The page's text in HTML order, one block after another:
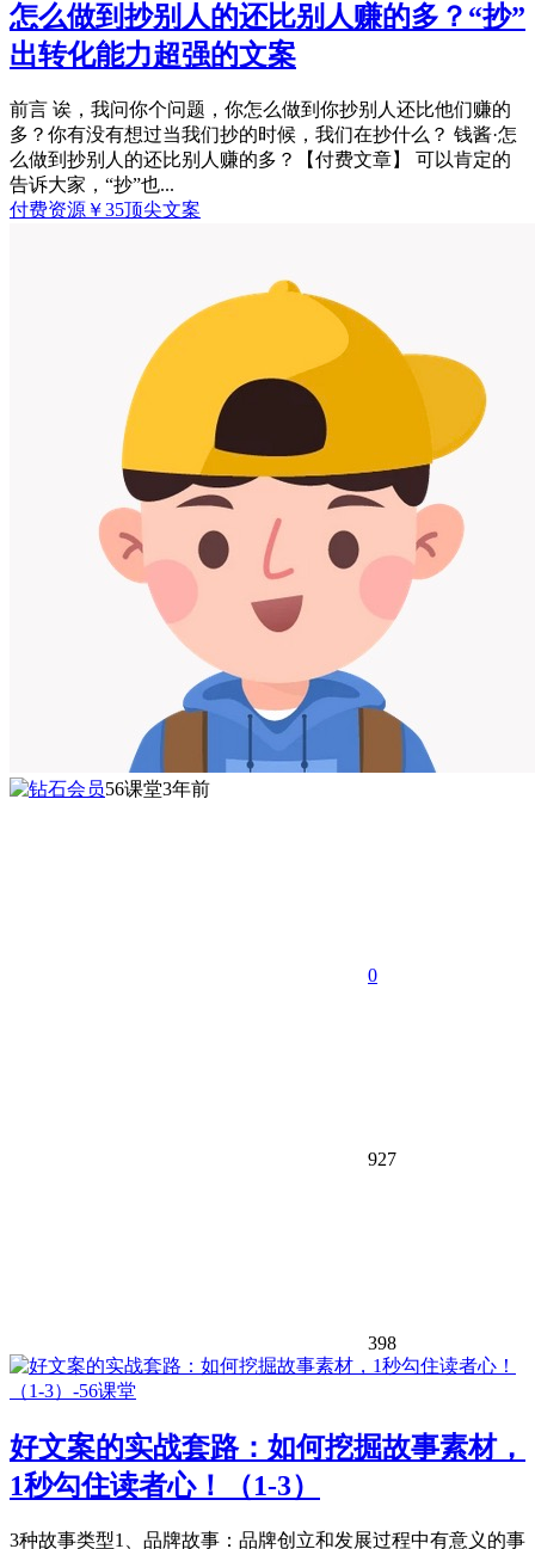
怎么做到抄别人的还比别人赚的多？“抄”
出转化能力超强的文案
前言 诶，我问你个问题，你怎么做到你抄别人还比他们赚的
多？你有没有想过当我们抄的时候，我们在抄什么？ 钱酱·怎
么做到抄别人的还比别人赚的多？【付费文章】 可以肯定的
告诉大家，“抄”也...
付费资源 ￥35顶尖文案
56课堂3年前
0
927
398
好文案的实战套路：如何挖掘故事素材，
1秒勾住读者心！（1-3）
3种故事类型1、品牌故事：品牌创立和发展过程中有意义的事